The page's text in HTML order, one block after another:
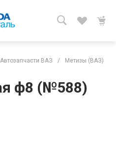
Автозапчасти ВАЗ /
Метизы (ВАЗ)
ф8 (№588)